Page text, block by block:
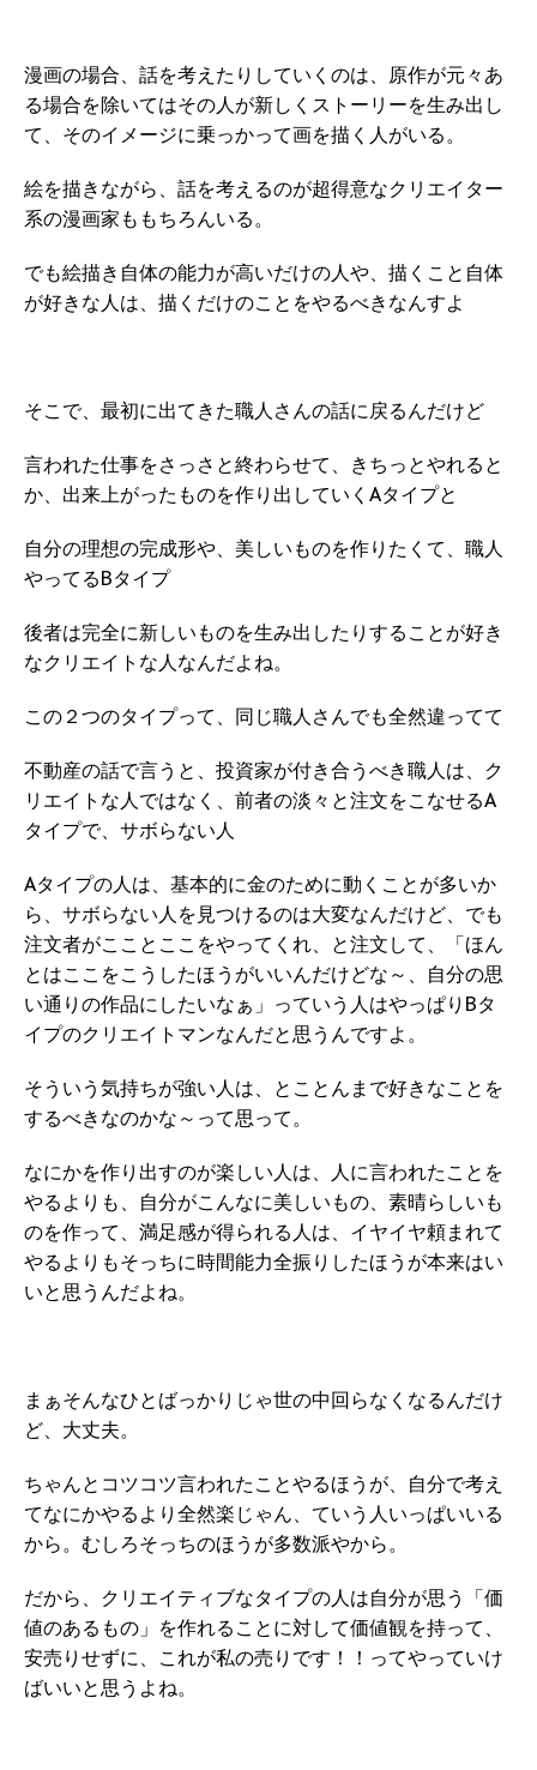
漫画の場合、話を考えたりしていくのは、原作が元々あ
る場合を除いてはその人が新しくストーリーを生み出し
て、そのイメージに乗っかって画を描く人がいる。
絵を描きながら、話を考えるのが超得意なクリエイター
系の漫画家ももちろんいる。
でも絵描き自体の能力が高いだけの人や、描くこと自体
が好きな人は、描くだけのことをやるべきなんすよ
そこで、最初に出てきた職人さんの話に戻るんだけど
言われた仕事をさっさと終わらせて、きちっとやれると
か、出来上がったものを作り出していくAタイプと
自分の理想の完成形や、美しいものを作りたくて、職人
やってるBタイプ
後者は完全に新しいものを生み出したりすることが好き
なクリエイトな人なんだよね。
この２つのタイプって、同じ職人さんでも全然違ってて
不動産の話で言うと、投資家が付き合うべき職人は、ク
リエイトな人ではなく、前者の淡々と注文をこなせるA
タイプで、サボらない人
Aタイプの人は、基本的に金のために動くことが多いか
ら、サボらない人を見つけるのは大変なんだけど、でも
注文者がこことここをやってくれ、と注文して、「ほん
とはここをこうしたほうがいいんだけどな～、自分の思
い通りの作品にしたいなぁ」っていう人はやっぱりBタ
イプのクリエイトマンなんだと思うんですよ。
そういう気持ちが強い人は、とことんまで好きなことを
するべきなのかな～って思って。
なにかを作り出すのが楽しい人は、人に言われたことを
やるよりも、自分がこんなに美しいもの、素晴らしいも
のを作って、満足感が得られる人は、イヤイヤ頼まれて
やるよりもそっちに時間能力全振りしたほうが本来はい
いと思うんだよね。
まぁそんなひとばっかりじゃ世の中回らなくなるんだけ
ど、大丈夫。
ちゃんとコツコツ言われたことやるほうが、自分で考え
てなにかやるより全然楽じゃん、ていう人いっぱいいる
から。むしろそっちのほうが多数派やから。
だから、クリエイティブなタイプの人は自分が思う「価
値のあるもの」を作れることに対して価値観を持って、
安売りせずに、これが私の売りです！！ってやっていけ
ばいいと思うよね。